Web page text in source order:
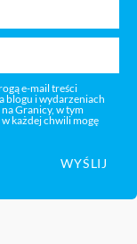
e-mail treści
blogu i wydarzeniach
Granicy, w tym
każdej chwili mogę
WYŚLIJ